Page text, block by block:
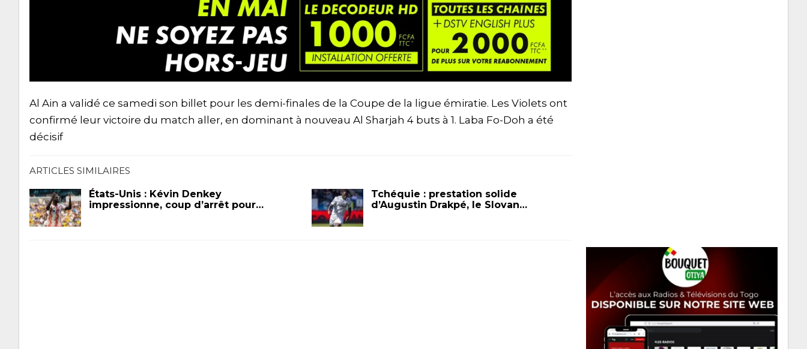
Al Ain a validé ce samedi son billet pour les demi-finales de la Coupe de la ligue émiratie. Les Violets ont
confirmé leur victoire du match aller, en dominant à nouveau Al Sharjah 4 buts à 1. Laba Fo-Doh a été
décisif
ARTICLES SIMILAIRES
États-Unis : Kévin Denkey
impressionne, coup d’arrêt pour…
Tchéquie : prestation solide
d’Augustin Drakpé, le Slovan…